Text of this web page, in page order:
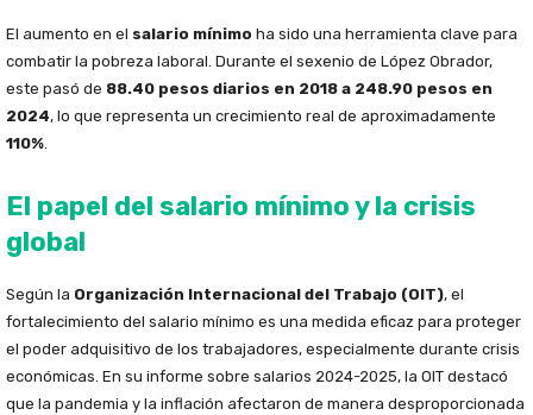
El aumento en el salario mínimo ha sido una herramienta clave para
combatir la pobreza laboral. Durante el sexenio de López Obrador,
este pasó de 88.40 pesos diarios en 2018 a 248.90 pesos en
2024, lo que representa un crecimiento real de aproximadamente
110%.
El papel del salario mínimo y la crisis
global
Según la Organización Internacional del Trabajo (OIT), el
fortalecimiento del salario mínimo es una medida eficaz para proteger
el poder adquisitivo de los trabajadores, especialmente durante crisis
económicas. En su informe sobre salarios 2024-2025, la OIT destacó
que la pandemia y la inflación afectaron de manera desproporcionada